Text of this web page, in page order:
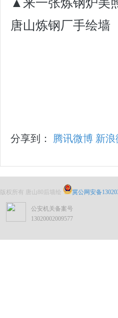
唐山炼钢厂手绘墙
分享到： 腾讯微博 新浪
版权所有 唐山80后墙绘 冀公网安备
公安机关备案号
13020002009577